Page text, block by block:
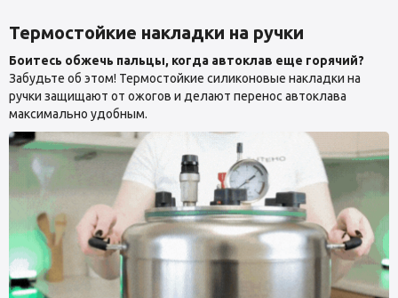
Термостойкие накладки на ручки
Боитесь обжечь пальцы, когда автоклав еще горячий?
Забудьте об этом! Термостойкие силиконовые накладки на
ручки защищают от ожогов и делают перенос автоклава
максимально удобным.